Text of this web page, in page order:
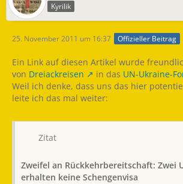
Kyrilik
25. November 2011 um 16:37 Offizieller Beitrag
Ein Link auf diesen Artikel wurde
von Dreiackreisen in das UN-Ukraine-
Weil ich denke, dass uns das hier
leite ich das mal weiter:
Zitat
Zweifel an Rückkehrbereitschaft: Zwei
erhalten keine Schengenvisa